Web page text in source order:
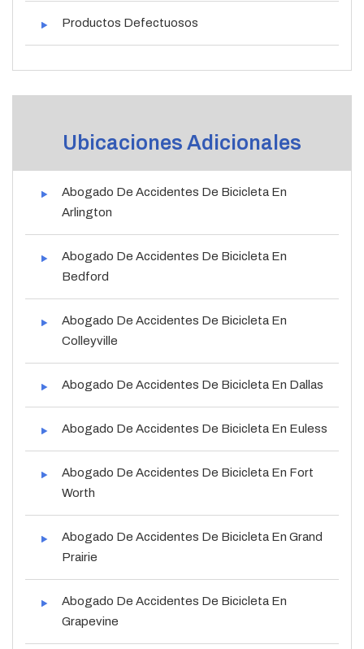
Productos Defectuosos
Ubicaciones Adicionales
Abogado De Accidentes De Bicicleta En
Arlington
Abogado De Accidentes De Bicicleta En
Bedford
Abogado De Accidentes De Bicicleta En
Colleyville
Abogado De Accidentes De Bicicleta En Dallas
Abogado De Accidentes De Bicicleta En Euless
Abogado De Accidentes De Bicicleta En Fort
Worth
Abogado De Accidentes De Bicicleta En Grand
Prairie
Abogado De Accidentes De Bicicleta En
Grapevine